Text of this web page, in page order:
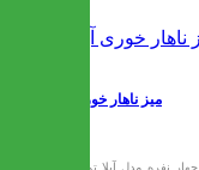
میز ناهار خوری آیلا